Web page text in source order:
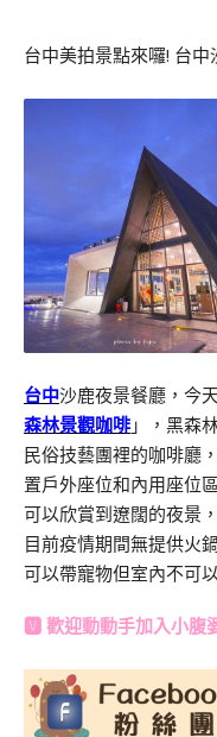
台中美拍景點來囉! 台中
台中沙鹿夜景餐廳，今
森林景觀咖啡 」，黑森
民俗技藝團裡的咖啡廳
置戶外座位和內用座位
可以欣賞到遼闊的夜景
目前疫情期間無提供火
可以帶寵物但室內不可
🆅 歡迎動動手加入小腹